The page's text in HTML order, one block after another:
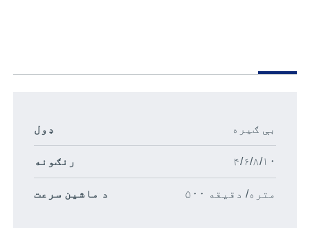
ډول بې ګیره
رنګونه ۴/۶/۸/۱۰
د ماشین سرعت ۵۰۰ متره/ دقیقه